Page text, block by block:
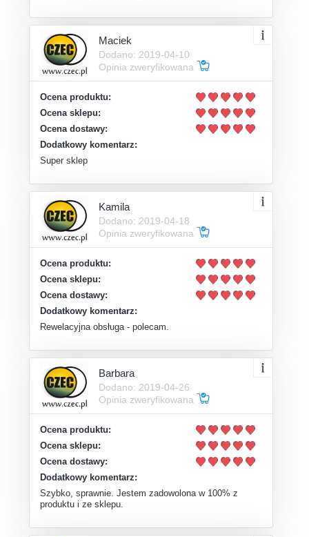
Maciek
Dodano: 2019-04-10
Opinia zweryfikowana
Ocena produktu:
Ocena sklepu:
Ocena dostawy:
Dodatkowy komentarz:
Super sklep
Kamila
Dodano: 2019-04-18
Opinia zweryfikowana
Ocena produktu:
Ocena sklepu:
Ocena dostawy:
Dodatkowy komentarz:
Rewelacyjna obsługa - polecam.
Barbara
Dodano: 2019-04-26
Opinia zweryfikowana
Ocena produktu:
Ocena sklepu:
Ocena dostawy:
Dodatkowy komentarz:
Szybko, sprawnie. Jestem zadowolona w 100% z
produktu i ze sklepu.